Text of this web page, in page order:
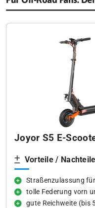
Joyor S5 E-
Vorteile / Nachteile
Straßenzulassung
tolle Federung vorn
gute Reichweite (bis